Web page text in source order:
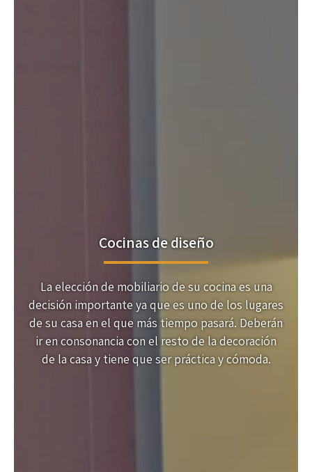
Cocinas de diseño
La elección de mobiliario de su cocina es una
decisión importante ya que es uno de los lugares
de su casa en el que más tiempo pasará. Deberán
ir en consonancia con el resto de la decoración
de la casa y tiene que ser práctica y cómoda.